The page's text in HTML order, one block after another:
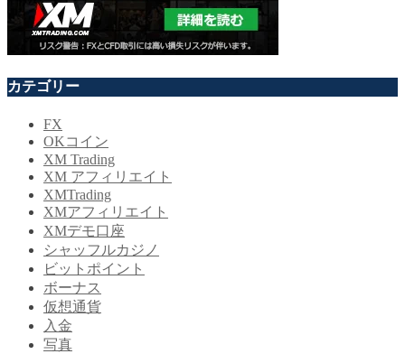
カテゴリー
FX
OKコイン
XM Trading
XM アフィリエイト
XMTrading
XMアフィリエイト
XMデモ口座
シャッフルカジノ
ビットポイント
ボーナス
仮想通貨
入金
写真